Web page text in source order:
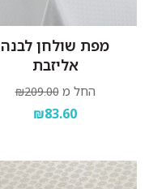
מפת שולחן לבנה
אליזבת
החל מ ₪209.00
₪83.60